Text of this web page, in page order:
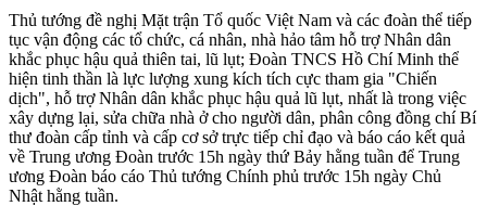
Thủ tướng đề nghị Mặt trận Tổ quốc Việt Nam và các đoàn thể tiếp
tục vận động các tổ chức, cá nhân, nhà hảo tâm hỗ trợ Nhân dân
khắc phục hậu quả thiên tai, lũ lụt; Đoàn TNCS Hồ Chí Minh thể
hiện tinh thần là lực lượng xung kích tích cực tham gia "Chiến
dịch", hỗ trợ Nhân dân khắc phục hậu quả lũ lụt, nhất là trong việc
xây dựng lại, sửa chữa nhà ở cho người dân, phân công đồng chí Bí
thư đoàn cấp tỉnh và cấp cơ sở trực tiếp chỉ đạo và báo cáo kết quả
về Trung ương Đoàn trước 15h ngày thứ Bảy hằng tuần để Trung
ương Đoàn báo cáo Thủ tướng Chính phủ trước 15h ngày Chủ
Nhật hằng tuần.